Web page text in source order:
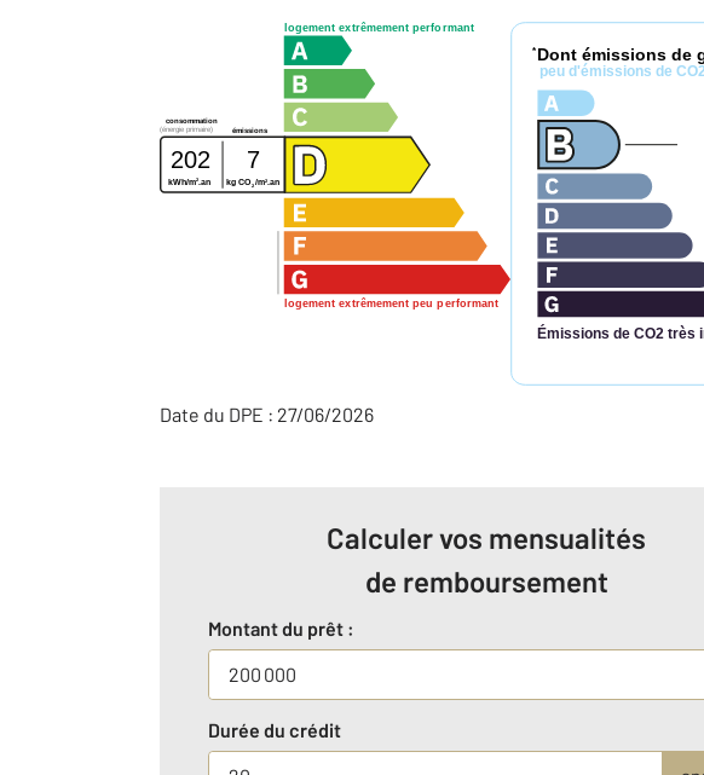
logement extrêmement performant
logement extrêmement peu performant
consommation
émissions
(énergie primaire)
202 7
kWh/m2 .an kg CO2 /m2 .an
* Dont émissions de
peu d'émissions de CO2
Émissions de CO2 très
Date du DPE : 27/06/2026
Calculer vos mensualités
de remboursement
Montant du prêt :
Durée du crédit